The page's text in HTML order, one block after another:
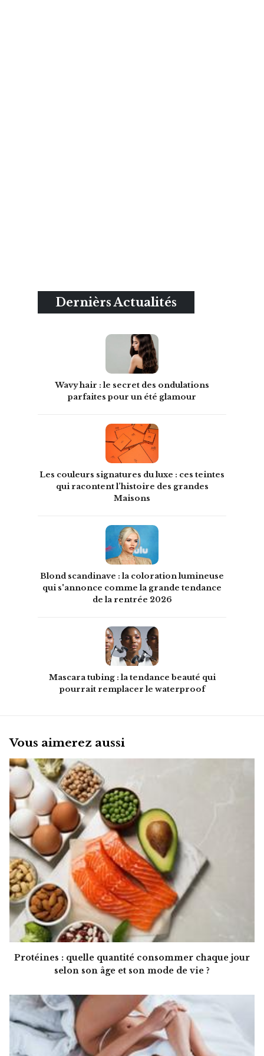
Dernièrs Actualités
Wavy hair : le secret des ondulations
parfaites pour un été glamour
Les couleurs signatures du luxe : ces teintes
qui racontent l’histoire des grandes
Maisons
Blond scandinave : la coloration lumineuse
qui s'annonce comme la grande tendance
de la rentrée 2026
Mascara tubing : la tendance beauté qui
pourrait remplacer le waterproof
Vous aimerez aussi
Protéines : quelle quantité consommer chaque jour
selon son âge et son mode de vie ?